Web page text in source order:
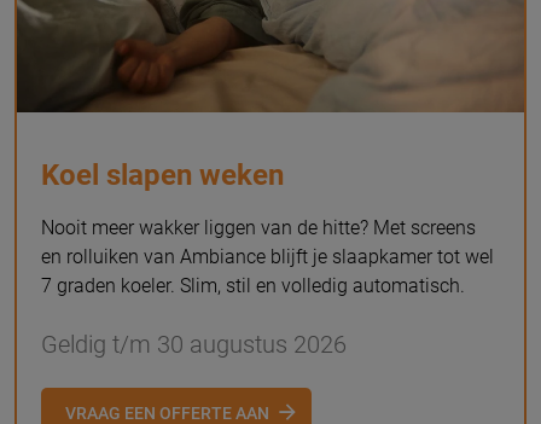
Koel slapen weken
Nooit meer wakker liggen van de hitte? Met screens
en rolluiken van Ambiance blijft je slaapkamer tot wel
7 graden koeler. Slim, stil en volledig automatisch.
Geldig t/m 30 augustus 2026
VRAAG EEN OFFERTE AAN